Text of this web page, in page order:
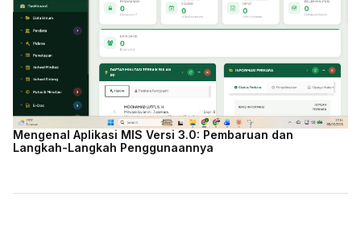
Mengenal Aplikasi MIS Versi 3.0: Pembaruan dan
Langkah-Langkah Penggunaannya